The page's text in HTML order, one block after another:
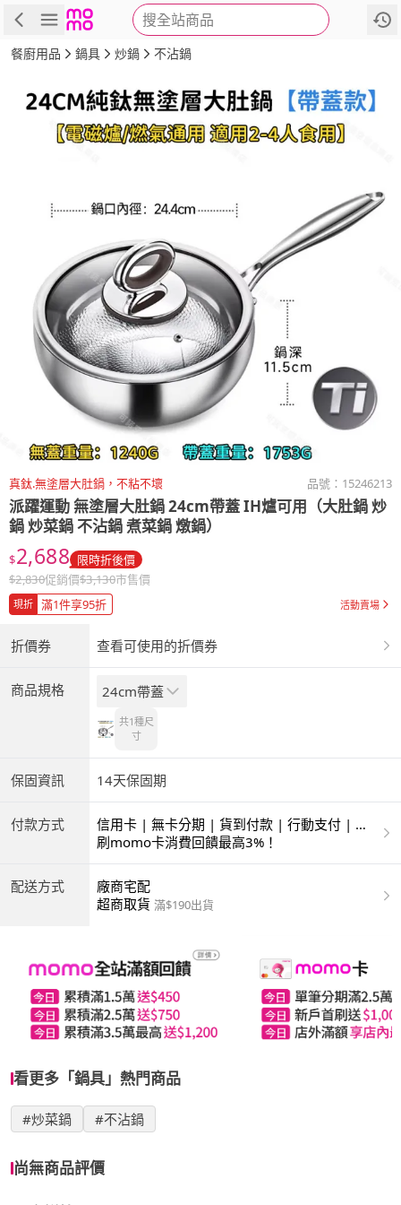
搜全站商品
商品 評價 詳情
餐廚用品 鍋具 炒鍋 不沾鍋
真鈦.無塗層大肚鍋，不粘不壞 品號： 15246213
派躍運動 無塗層大肚鍋 24cm帶蓋 IH爐可用（大肚鍋 炒
鍋 炒菜鍋 不沾鍋 煮菜鍋 燉鍋）
$2,688 限時折後價
$2,830促銷價$3,130市售價
現折 滿1件享95折 活動賣場
折價券 查看可使用的折價券
商品規格 24cm帶蓋
共1種尺
寸
保固資訊 14天保固期
付款方式
信用卡 | 無卡分期 | 貨到付款 | 行動支付 | 超
商付款 | ATM | 銀聯卡
刷momo卡消費回饋最高3%！
配送方式
廠商宅配
超商取貨 滿$190出貨
看更多「鍋具」熱門商品
#炒菜鍋 #不沾鍋
尚無商品評價